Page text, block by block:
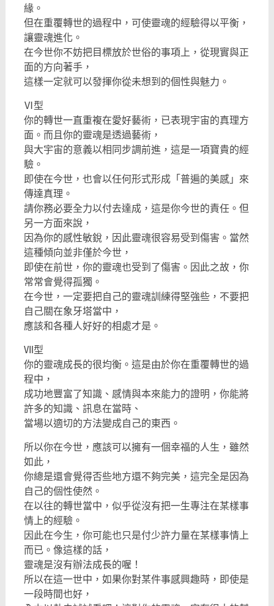
緣。
但在重覆轉世的過程中，可使靈魂的經驗得以平衡，
讓靈魂進化。
在今世你不妨把目標放於世俗的事項上，從現實與正
面的方向著手，
這樣一定就可以發揮你從未想到的個性與魅力。
Ⅵ型
你的轉世一直重複在愛好藝術，已表現宇宙的真理方
面。而且你的靈魂是透過藝術，
與大宇宙的意義以相同步調前進，這是一項寶貴的經
驗。
即使在今世，也會以任何形式形成「普遍的美感」來
傳達真理。
請你務必要全力以付去達成，這是你今世的責任。但
另一方面來說，
因為你的感性敏銳，因此靈魂很容易受到傷害。當然
這種傾向並非僅於今世，
即使在前世，你的靈魂也受到了傷害。因此之故，你
常常會覺得孤獨。
在今世，一定要把自己的靈魂訓練得堅強些，不要把
自己關在象牙塔當中，
應該和各種人好好的相處才是。
Ⅶ型
你的靈魂成長的很均衡。這是由於你在重覆轉世的過
程中，
成功地豐富了知識、感情與本來能力的證明，你能將
許多的知識、訊息在當時、
當場以適切的方法變成自己的東西。
所以你在今世，應該可以擁有一個幸福的人生，雖然
如此，
你總是還會覺得否些地方還不夠完美，這完全是因為
自己的個性使然。
在以往的轉世當中，似乎從沒有把一生專注在某樣事
情上的經驗。
因此在今生，你可能也只是付少許力量在某樣事情上
而已。像這樣的話，
靈魂是沒有辦法成長的喔！
所以在這一世中，如果你對某件事感興趣時，即使是
一段時間也好，